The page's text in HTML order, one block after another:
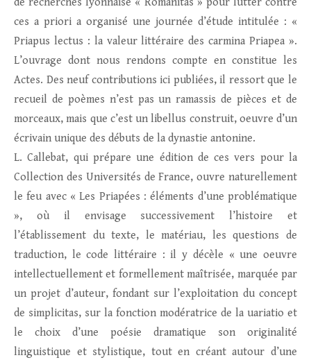
ces a priori a organisé une journée d’étude intitulée : «
Priapus lectus : la valeur littéraire des carmina Priapea ».
L’ouvrage dont nous rendons compte en constitue les
Actes. Des neuf contributions ici publiées, il ressort que le
recueil de poèmes n’est pas un ramassis de pièces et de
morceaux, mais que c’est un libellus construit, oeuvre d’un
écrivain unique des débuts de la dynastie antonine.
L. Callebat, qui prépare une édition de ces vers pour la
Collection des Universités de France, ouvre naturellement
le feu avec « Les Priapées : éléments d’une problématique
», où il envisage successivement l’histoire et
l’établissement du texte, le matériau, les questions de
traduction, le code littéraire : il y décèle « une oeuvre
intellectuellement et formellement maîtrisée, marquée par
un projet d’auteur, fondant sur l’exploitation du concept
de simplicitas, sur la fonction modératrice de la uariatio et
le choix d’une poésie dramatique son originalité
linguistique et stylistique, tout en créant autour d’une